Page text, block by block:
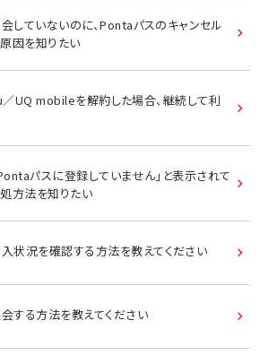
会していないのに、Pontaパスのキャンセル
因を知りたい
／UQ mobileを解約した場合、継続して利
Pontaパスに登録していません」と表示されて
方法を知りたい
入状況を確認する方法を教えてください
会する方法を教えてください